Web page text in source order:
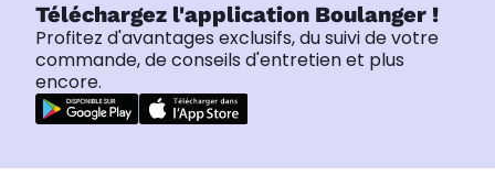
Téléchargez l'application Boulanger !
Profitez d'avantages exclusifs, du suivi de votre
commande, de conseils d'entretien et plus
encore.